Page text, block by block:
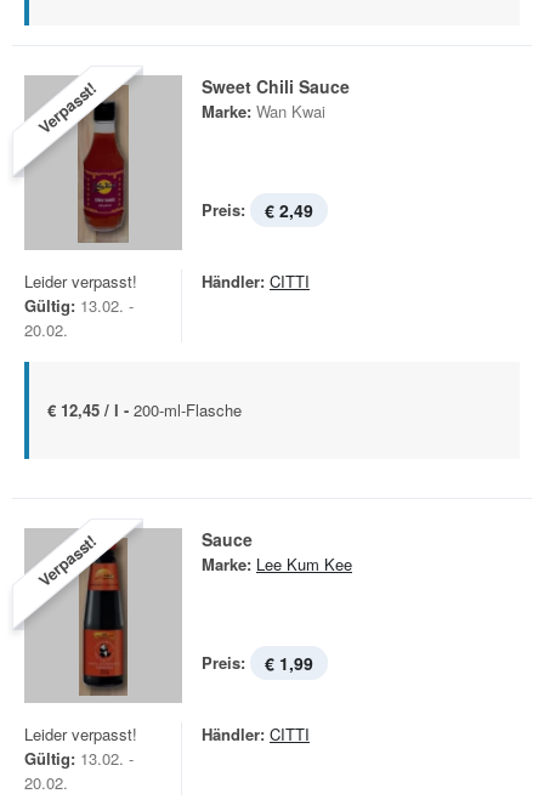
Verpasst! Sweet Chili Sauce
Marke: Wan Kwai
Preis: € 2,49
Leider verpasst!
Gültig: 13.02. -
20.02.
Händler: CITTI
€ 12,45 / l - 200-ml-Flasche
Verpasst! Sauce
Marke: Lee Kum Kee
Preis: € 1,99
Leider verpasst!
Gültig: 13.02. -
20.02.
Händler: CITTI